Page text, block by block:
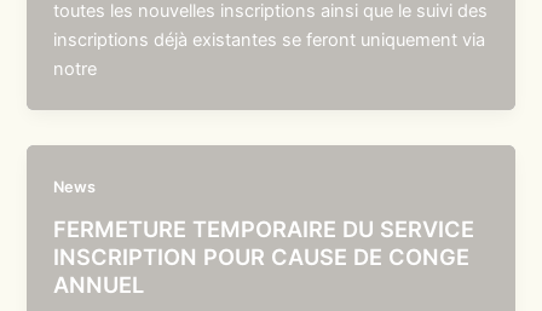
toutes les nouvelles inscriptions ainsi que le suivi des
inscriptions déjà existantes se feront uniquement via
notre
News
FERMETURE TEMPORAIRE DU SERVICE
INSCRIPTION POUR CAUSE DE CONGE
ANNUEL